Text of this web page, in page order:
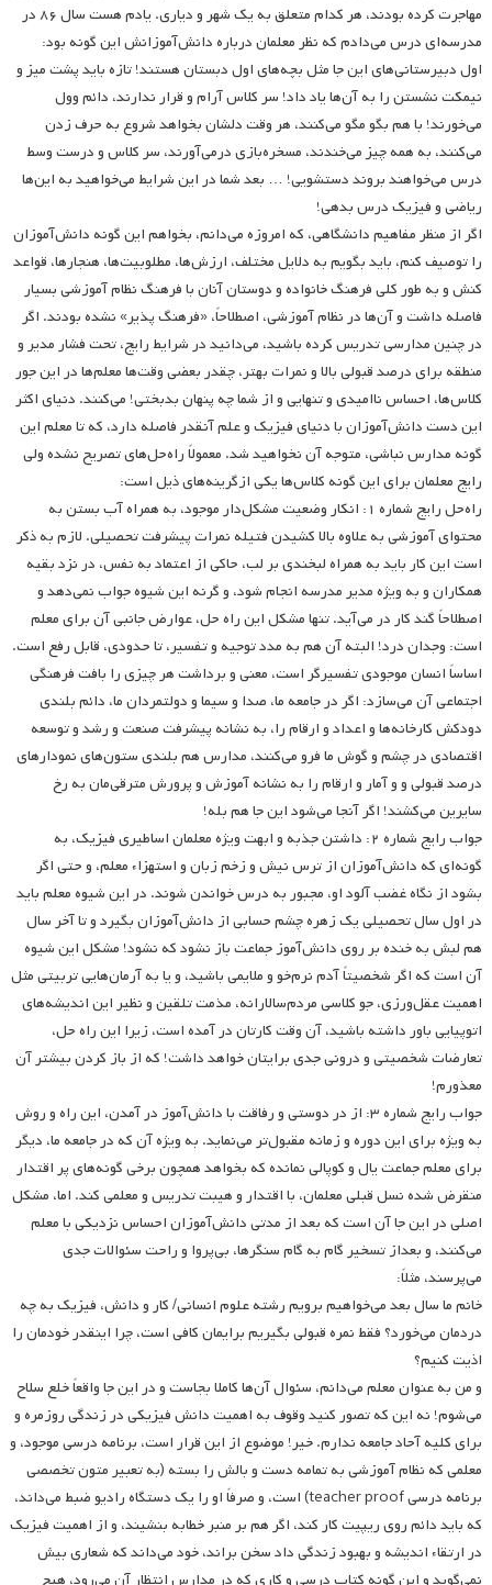
مهاجرت کرده بودند، هر کدام متعلق به یک شهر و دیاری. یادم هست سال ۸۶ در
مدرسه‌ای درس می‌دادم که نظر معلمان درباره دانش‌آموزانش این گونه بود:
اول دبیرستانی‌های این جا مثل بچه‌های اول دبستان هستند! تازه باید پشت میز و
نیمکت نشستن را به آن‌ها یاد داد! سر کلاس آرام و قرار ندارند، دائم وول
می‌خورند! با هم بگو مگو می‌کنند، هر وقت دلشان بخواهد شروع به حرف زدن
می‌کنند، به همه چیز می‌خندند، مسخره‌بازی درمی‌آورند، سر کلاس و درست وسط
درس می‌خواهند بروند دستشویی! … بعد شما در این شرایط می‌خواهید به این‌ها
ریاضی و فیزیک درس بدهی!
اگر از منظر مفاهیم دانشگاهی، که امروزه می‌دانم، بخواهم این گونه دانش‌آموزان
را توصیف کنم، باید بگویم به دلایل مختلف، ارزش‌ها، مطلوبیت‌ها، هنجارها، قواعد
کنش و به طور کلی فرهنگ خانواده و دوستان آنان با فرهنگ نظام آموزشی بسیار
فاصله داشت و آن‌ها در نظام آموزشی، اصطلاحاً، «فرهنگ پذیر» نشده بودند. اگر
در چنین مدارسی تدریس کرده باشید، می‌دانید در شرایط رایج، تحت فشار مدیر و
منطقه برای درصد قبولی بالا و نمرات بهتر، چقدر بعضی وقت‌ها معلم‌ها در این جور
کلاس‌ها، احساس ناامیدی و تنهایی و از شما چه پنهان بدبختی! می‌کنند. دنیای اکثر
این دست دانش‌آموزان با دنیای فیزیک و علم آنقدر فاصله دارد، که تا معلم این
گونه مدارس نباشی، متوجه آن نخواهید شد. معمولاً راه‌حل‌های تصریح نشده ولی
رایج معلمان برای این گونه کلاس‌ها یکی ازگرینه‌های ذیل است:
راه‌حل رایج شماره ۱: انکار وضعیت مشکل‌دار موجود، به همراه آب بستن به
محتوای آموزشی به علاوه بالا کشیدن فتیله نمرات پیشرفت تحصیلی. لازم به ذکر
است این کار باید به همراه لبخندی بر لب، حاکی از اعتماد به نفس، در نزد بقیه
همکاران و به ویژه مدیر مدرسه انجام شود، و گرنه این شیوه جواب نمی‌دهد و
اصطلاحاً گند کار در می‌آید. تنها مشکل این راه حل، عوارض جانبی آن برای معلم
است: وجدان درد! البته آن هم به مدد توجیه و تفسیر، تا حدودی، قابل رفع است.
اساساً انسان موجودی تفسیرگر است، معنی و برداشت هر چیزی را بافت فرهنگی
اجتماعی آن می‌سازد: اگر در جامعه ما، صدا و سیما و دولتمردان ما، دائم بلندی
دودکش کارخانه‌ها و اعداد و ارقام را، به نشانه پیشرفت صنعت و رشد و توسعه
اقتصادی در چشم و گوش ما فرو می‌کنند، مدارس هم بلندی ستون‌های نمودارهای
درصد قبولی و و آمار و ارقام را به نشانه آموزش و پرورش مترقی‌مان به رخ
سایرین می‌کشند! اگر آنجا می‌شود این جا هم بله!
جواب رایج شماره ۲: داشتن جذبه و ابهت ویژه معلمان اساطیری فیزیک، به
گونه‌ای که دانش‌آموزان از ترس نیش و زخم زبان و استهزاء معلم، و حتی اگر
بشود از نگاه غضب آلود او، مجبور به درس خواندن شوند. در این شیوه معلم باید
در اول سال تحصیلی یک زهره چشم حسابی از دانش‌آموزان بگیرد و تا آخر سال
هم لبش به خنده بر روی دانش‌آموز جماعت باز نشود که نشود! مشکل این شیوه
آن است که اگر شخصیتاً آدم نرم‌خو و ملایمی باشید، و یا به آرمان‌هایی تربیتی مثل
اهمیت عقل‌ورزی، جو کلاسی مردم‌سالارانه، مذمت تلقین و نظیر این اندیشه‌های
اتوپیایی باور داشته باشید، آن وقت کارتان در آمده است، زیرا این راه حل،
تعارضات شخصیتی و درونی جدی برایتان خواهد داشت! که از باز کردن بیشتر آن
معذورم!
جواب رایج شماره ۳: از در دوستی و رفاقت با دانش‌آموز در آمدن، این راه و روش
به ویژه برای این دوره و زمانه مقبول‌تر می‌نماید. به ویژه آن که در جامعه ما، دیگر
برای معلم جماعت یال و کوپالی نمانده که بخواهد همچون برخی گونه‌های پر اقتدار
منقرض شده نسل قبلی معلمان، با اقتدار و هیبت تدریس و معلمی کند. اما، مشکل
اصلی در این جا آن است که بعد از مدتی دانش‌آموزان احساس نزدیکی با معلم
می‌کنند، و بعداز تسخیر گام به گام سنگرها، بی‌پروا و راحت سئوالات جدی
می‌پرسند، مثلاً:
خانم ما سال بعد می‌خواهیم برویم رشته علوم انسانی/ کار و دانش، فیزیک به چه
دردمان می‌خورد؟ فقط نمره قبولی بگیریم برایمان کافی است، چرا اینقدر خودمان را
اذیت کنیم؟
و من به عنوان معلم می‌دانم، سئوال آن‌ها کاملا بجاست و در این جا واقعاً خلع سلاح
می‌شوم! نه این که تصور کنید وقوف به اهمیت دانش فیزیکی در زندگی روزمره و
برای کلیه آحاد جامعه ندارم. خیر! موضوع از این قرار است، برنامه درسی موجود، و
معلمی که نظام آموزشی به تمامه دست و بالش را بسته (به تعبیر متون تخصصی
برنامه درسی teacher proof) است، و صرفاً او را یک دستگاه رادیو ضبط می‌داند،
که باید دائم روی ریپیت کار کند، اگر هم بر منبر خطابه بنشیند، و از اهمیت فیزیک
در ارتقاء اندیشه و بهبود زندگی داد سخن براند، خود می‌داند که شعاری بیش
نمی‌گوید و این گونه کتاب درسی و کاری که در مدارس انتظار آن می‌رود، هیچ